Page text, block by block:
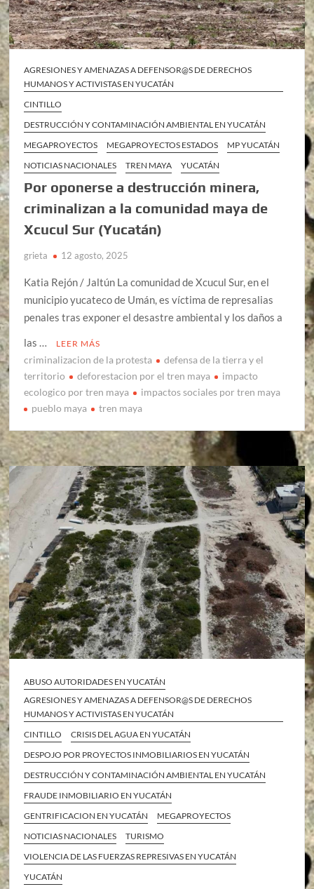
AGRESIONES Y AMENAZAS A DEFENSOR@S DE DERECHOS
HUMANOS Y ACTIVISTAS EN YUCATÁN
CINTILLO
DESTRUCCIÓN Y CONTAMINACIÓN AMBIENTAL EN YUCATÁN
MEGAPROYECTOS
MEGAPROYECTOS ESTADOS
MP YUCATÁN
NOTICIAS NACIONALES
TREN MAYA YUCATÁN
Por oponerse a destrucción minera,
criminalizan a la comunidad maya de
Xcucul Sur (Yucatán)
grieta 12 agosto, 2025
Katia Rejón / Jaltún La comunidad de Xcucul Sur, en el
municipio yucateco de Umán, es víctima de represalias
penales tras exponer el desastre ambiental y los daños a
las …
LEER MÁS
criminalizacion de la protesta
defensa de la tierra y el
territorio
deforestacion por el tren maya
impacto
ecologico por tren maya
impactos sociales por tren maya
pueblo maya
tren maya
ABUSO AUTORIDADES EN YUCATÁN
AGRESIONES Y AMENAZAS A DEFENSOR@S DE DERECHOS
HUMANOS Y ACTIVISTAS EN YUCATÁN
CINTILLO
CRISIS DEL AGUA EN YUCATÁN
DESPOJO POR PROYECTOS INMOBILIARIOS EN YUCATÁN
DESTRUCCIÓN Y CONTAMINACIÓN AMBIENTAL EN YUCATÁN
FRAUDE INMOBILIARIO EN YUCATÁN
GENTRIFICACION EN YUCATÁN
MEGAPROYECTOS
NOTICIAS NACIONALES
TURISMO
VIOLENCIA DE LAS FUERZAS REPRESIVAS EN YUCATÁN
YUCATÁN